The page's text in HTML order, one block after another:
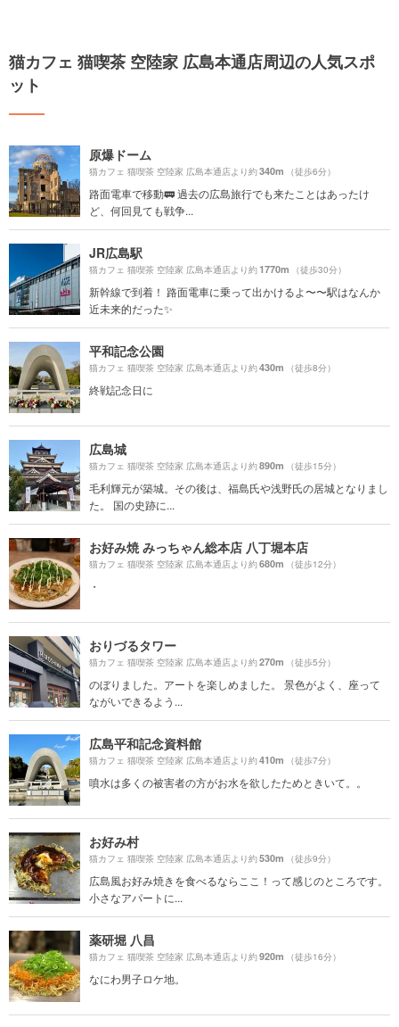
猫カフェ 猫喫茶 空陸家 広島本通店周辺の人気スポ
ット
原爆ドーム
猫カフェ 猫喫茶 空陸家 広島本通店より約340m （徒歩6分）
路面電車で移動🚃 過去の広島旅行でも来たことはあったけ
ど、何回見ても戦争...
JR広島駅
猫カフェ 猫喫茶 空陸家 広島本通店より約1770m （徒歩30分）
新幹線で到着！ 路面電車に乗って出かけるよ〜〜駅はなんか
近未来的だった✨
平和記念公園
猫カフェ 猫喫茶 空陸家 広島本通店より約430m （徒歩8分）
終戦記念日に
広島城
猫カフェ 猫喫茶 空陸家 広島本通店より約890m （徒歩15分）
毛利輝元が築城。その後は、福島氏や浅野氏の居城となりまし
た。 国の史跡に...
お好み焼 みっちゃん総本店 八丁堀本店
猫カフェ 猫喫茶 空陸家 広島本通店より約680m （徒歩12分）
・
おりづるタワー
猫カフェ 猫喫茶 空陸家 広島本通店より約270m （徒歩5分）
のぼりました。アートを楽しめました。 景色がよく、座って
ながいできるよう...
広島平和記念資料館
猫カフェ 猫喫茶 空陸家 広島本通店より約410m （徒歩7分）
噴水は多くの被害者の方がお水を欲したためときいて。。
お好み村
猫カフェ 猫喫茶 空陸家 広島本通店より約530m （徒歩9分）
広島風お好み焼きを食べるならここ！って感じのところです。
小さなアパートに...
薬研堀 八昌
猫カフェ 猫喫茶 空陸家 広島本通店より約920m （徒歩16分）
なにわ男子ロケ地。